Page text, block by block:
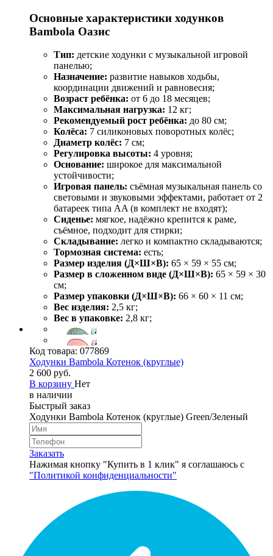
Основные характеристики ходунков
Bambola Оазис
Тип: детские ходунки с музыкальной игровой
панелью;
Назначение: развитие навыков ходьбы,
координации движений и равновесия;
Возраст ребёнка: от 6 до 18 месяцев;
Максимальная нагрузка: 12 кг;
Рекомендуемый рост ребёнка: до 80 см;
Колёса: 7 силиконовых поворотных колёс;
Диаметр колёс: 7 см;
Регулировка высоты: 4 уровня;
Основание: широкое для максимальной
устойчивости;
Игровая панель: съёмная музыкальная панель со
световыми и звуковыми эффектами, работает от 2
батареек типа AA (в комплект не входят);
Сиденье: мягкое, надёжно крепится к раме,
съёмное, подходит для стирки;
Складывание: легко и компактно складываются;
Тормозная система: есть;
Размер изделия (Д×Ш×В): 65 × 59 × 55 см;
Размер в сложенном виде (Д×Ш×В): 65 × 59 × 30
см;
Размер упаковки (Д×Ш×В): 66 × 60 × 11 см;
Вес изделия: 2,5 кг;
Вес в упаковке: 2,8 кг;
Код товара: 077869
Ходунки Bambola Котенок (круглые)
2 600 руб.
В корзину Нет
в наличии
Быстрый заказ
Ходунки Bambola Котенок (круглые) Green/Зеленый
Заказать
Нажимая кнопку "Купить в 1 клик" я соглашаюсь с
"Политикой конфиденциальности"